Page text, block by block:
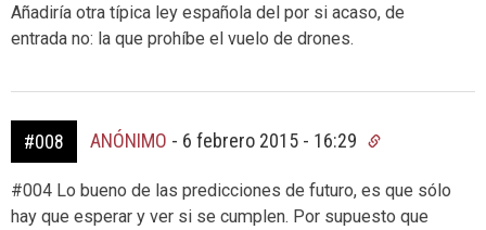
Añadiría otra típica ley española del por si acaso, de
entrada no: la que prohíbe el vuelo de drones.
#008 ANÓNIMO - 6 febrero 2015 - 16:29
#004 Lo bueno de las predicciones de futuro, es que sólo
hay que esperar y ver si se cumplen. Por supuesto que